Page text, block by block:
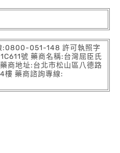
:0800-051-148 許可執照字
號 藥商名稱:台灣屈臣氏
商地址:台北市松山區八德路
樓 藥商諮詢專線: